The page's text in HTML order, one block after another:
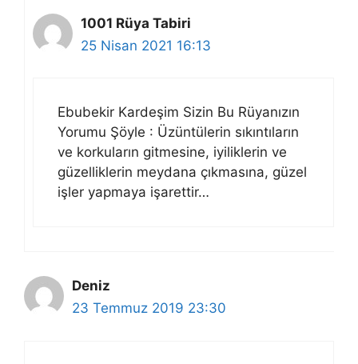
1001 Rüya Tabiri
25 Nisan 2021 16:13
Ebubekir Kardeşim Sizin Bu Rüyanızın
Yorumu Şöyle : Üzüntülerin sıkıntıların
ve korkuların gitmesine, iyiliklerin ve
güzelliklerin meydana çıkmasına, güzel
işler yapmaya işarettir…
Deniz
23 Temmuz 2019 23:30